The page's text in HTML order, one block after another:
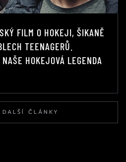
FILM O HOKEJI, ŠIKANĚ
TEENAGERŮ.
HOKEJOVÁ LEGENDA
ČLÁNKY